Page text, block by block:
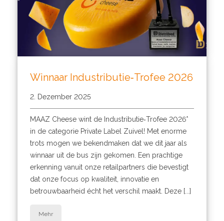
Winnaar Industributie‑Trofee 2026
2. Dezember 2025
MAAZ Cheese wint de Industributie‑Trofee 2026*
in de categorie Private Label Zuivel! Met enorme
trots mogen we bekendmaken dat we dit jaar als
winnaar uit de bus zijn gekomen. Een prachtige
erkenning vanuit onze retailpartners die bevestigt
dat onze focus op kwaliteit, innovatie en
betrouwbaarheid écht het verschil maakt. Deze [...]
Mehr